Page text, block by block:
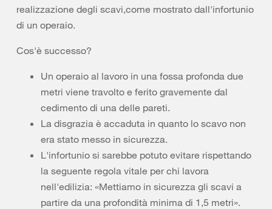
realizzazione degli scavi,come mostrato dall'infortunio
di un operaio.
Cos'è successo?
Un operaio al lavoro in una fossa profonda due
metri viene travolto e ferito gravemente dal
cedimento di una delle pareti.
La disgrazia è accaduta in quanto lo scavo non
era stato messo in sicurezza.
L'infortunio si sarebbe potuto evitare rispettando
la seguente regola vitale per chi lavora
nell'edilizia: «Mettiamo in sicurezza gli scavi a
partire da una profondità minima di 1,5 metri».